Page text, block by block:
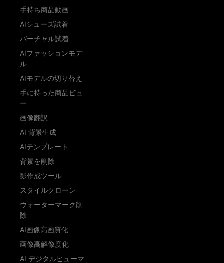
手持ち商品動画
AIシューズ試着
バーチャル試着
AIファッションモデ
ル
AIモデルの切り替え
手に持った商品ビュ
ー
画像翻訳
AI 背景生成
AIテンプレート
背景を削除
影作成ツール
スタイルクローン
ウォーターマーク削
除
AI画像高画質化
画像高解像度化
AI デジタルヒューマ